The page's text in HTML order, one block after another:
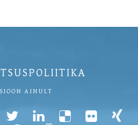
AINULT